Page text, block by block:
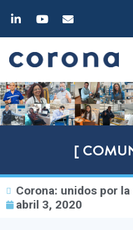
[
Corona: unidos por
abril 3, 2020